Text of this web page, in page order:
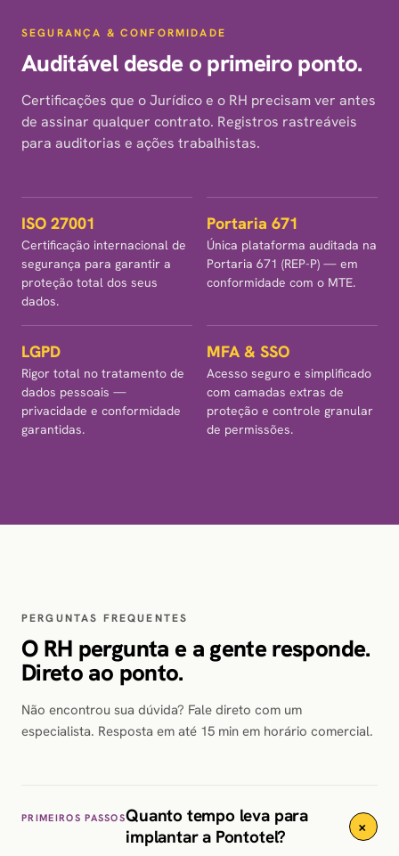
SEGURANÇA & CONFORMIDADE
Auditável desde o primeiro ponto.
Certificações que o Jurídico e o RH precisam ver antes
de assinar qualquer contrato. Registros rastreáveis
para auditorias e ações trabalhistas.
ISO 27001
Certificação internacional de
segurança para garantir a
proteção total dos seus
dados.
Portaria 671
Única plataforma auditada na
Portaria 671 (REP-P) — em
conformidade com o MTE.
LGPD
Rigor total no tratamento de
dados pessoais —
privacidade e conformidade
garantidas.
MFA & SSO
Acesso seguro e simplificado
com camadas extras de
proteção e controle granular
de permissões.
PERGUNTAS FREQUENTES
O RH pergunta e a gente responde.
Direto ao ponto.
Não encontrou sua dúvida? Fale direto com um
especialista. Resposta em até 15 min em horário comercial.
PRIMEIROS PASSOSQuanto tempo leva para
implantar a Pontotel?
+